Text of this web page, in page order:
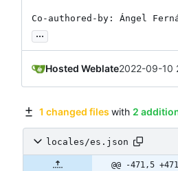
Co-authored-by: Ángel
...
Hosted Weblate2022-09-10
1 changed files with 2
locales/es.json
@@ -471,5